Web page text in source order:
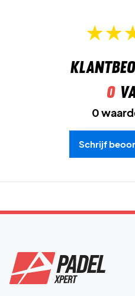
0
0
Schrijf